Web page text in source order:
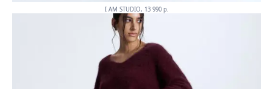
I AM STUDIO, 13 990 p.